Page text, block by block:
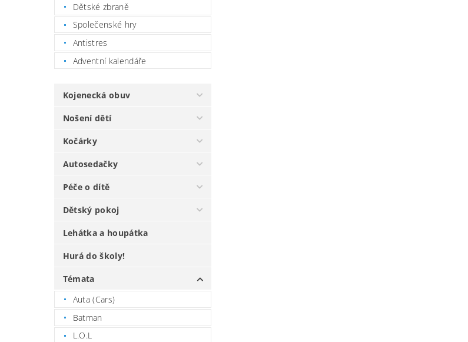
Dětské zbraně
Společenské hry
Antistres
Adventní kalendáře
Kojenecká obuv
Nošení dětí
Kočárky
Autosedačky
Péče o dítě
Dětský pokoj
Lehátka a houpátka
Hurá do školy!
Témata
Auta (Cars)
Batman
L.O.L